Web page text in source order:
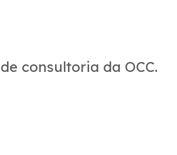
consultoria da OCC.